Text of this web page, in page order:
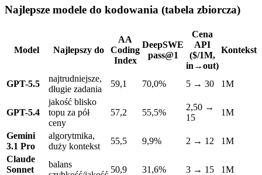
Najlepsze modele do kodowania (tabela zbiorcza)
Model Najlepszy do
AA
Coding
Index
DeepSWE
pass@1
Cena
API
($/1M,
in→out)
Kontekst
GPT-5.5
najtrudniejsze,
długie zadania
59,1 70,0% 5 → 30 1M
GPT-5.4
jakość blisko
topu za pół
ceny
57,2 55,5%
2,50 →
15
1M
Gemini
3.1 Pro
algorytmika,
duży kontekst
55,5 9,9% 2 → 12
1M
Claude
Sonnet
balans
50,9 31,6% 3 → 15 1M